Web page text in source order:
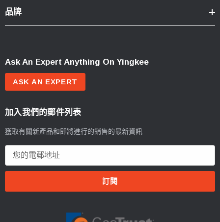
品牌
Ask An Expert Anything On Yingkee
ASK AN EXPERT
加入我們的郵件列表
獲取有關新產品和即將進行的銷售的最新資訊
郵